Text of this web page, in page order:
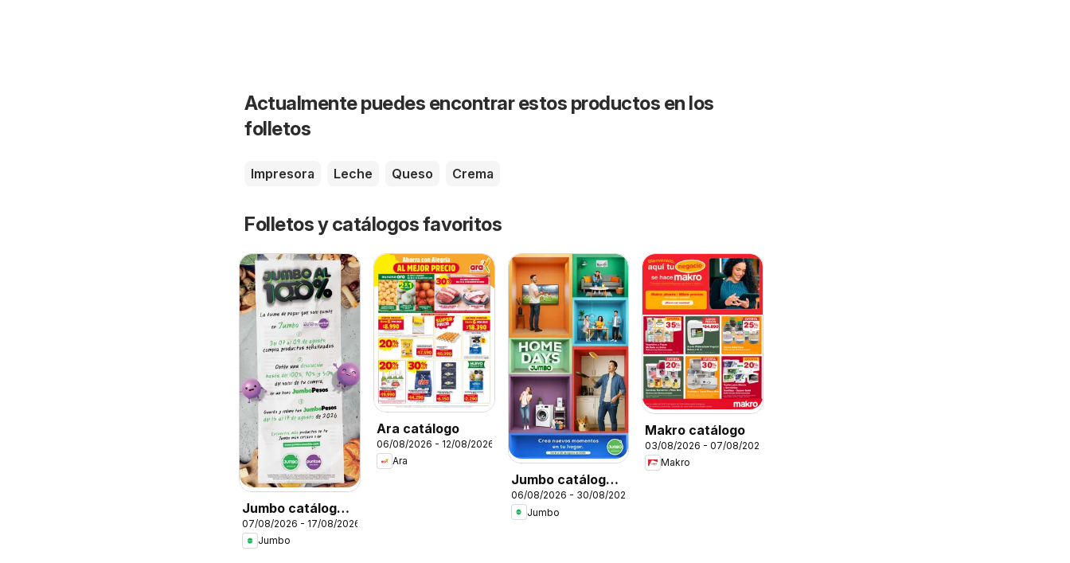
Actualmente puedes encontrar estos productos en los
folletos
Impresora Leche Queso Crema
Folletos y catálogos favoritos
Jumbo catálogo
al 100
07/08/2026 - 17/08/2026
Jumbo
Ara catálogo
06/08/2026 - 12/08/2026
Ara
Jumbo catálogo
Home days
06/08/2026 - 30/08/2026
Jumbo
Makro catálogo
03/08/2026 - 07/08/2026
Makro